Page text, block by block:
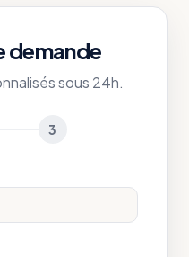
demande
sous 24h.
3